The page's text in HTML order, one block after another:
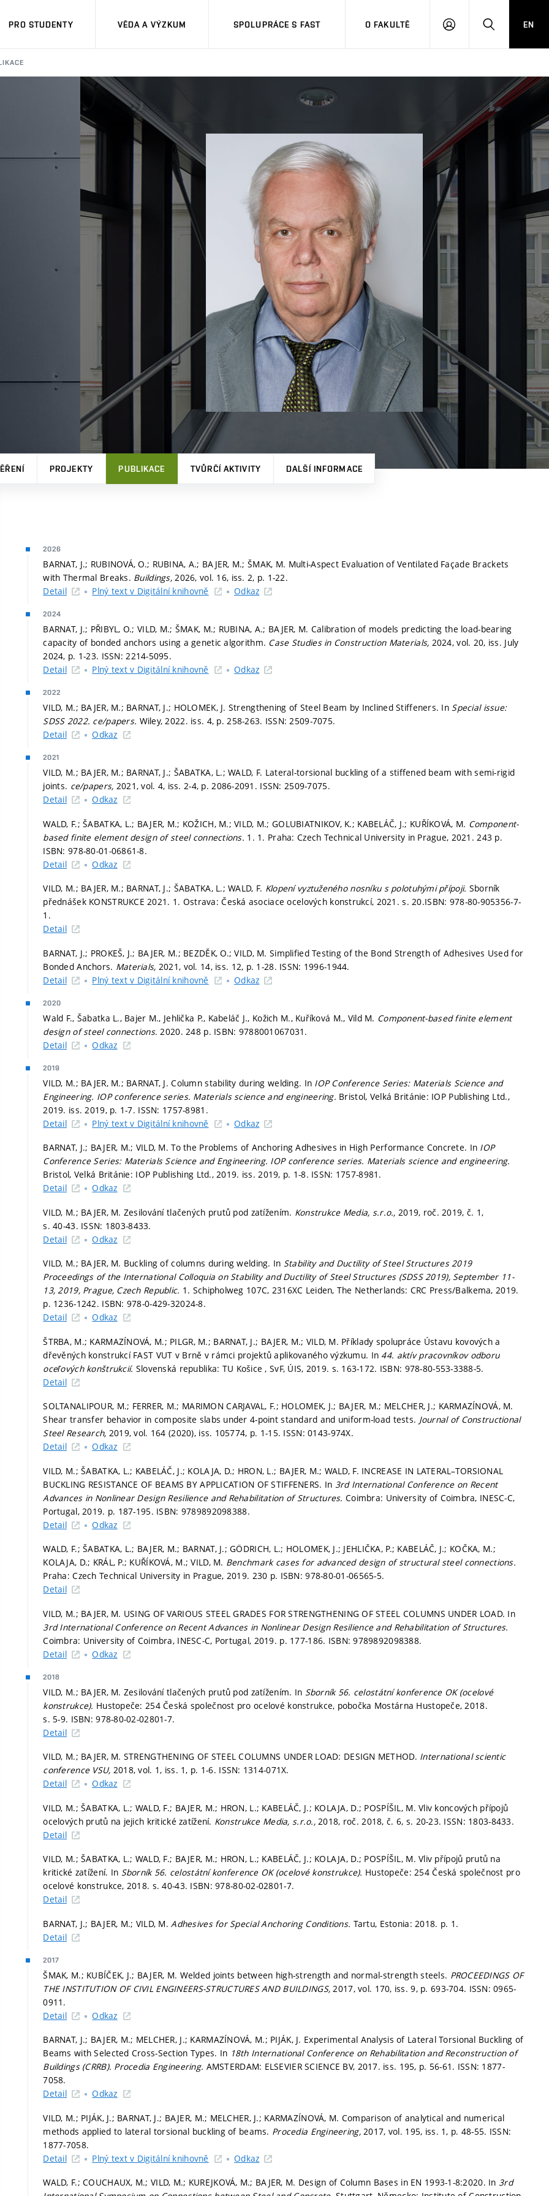
PRO STUDENTY VĚDA A VÝZKUM SPOLUPRÁCE S FAST O FAKULTĚ
PŘIHLÁSITHLEDAT
EN
PROJEKTY PUBLIKACE TVŮRČÍ AKTIVITY DALŠÍ INFORMACE
2026
BARNAT, J.; RUBINOVÁ, O.; RUBINA, A.; BAJER, M.; ŠMAK, M. Multi-Aspect Evaluation of Ventilated Façade Brackets
with Thermal Breaks. Buildings,2026, vol. 16, iss. 2, p. 1-22.
Detail
Plný text v Digitální knihovně Odkaz
2024
BARNAT, J.; PŘIBYL, O.; VILD, M.; ŠMAK, M.; RUBINA, A.; BAJER, M. Calibration of models predicting the load-bearing
capacity of bonded anchors using a genetic algorithm. Case Studies in Construction Materials, 2024, vol. 20, iss. July
2024, p. 1-23. ISSN: 2214-5095.
Detail
Plný text v Digitální knihovně Odkaz
2022
VILD, M.; BAJER, M.; BARNAT, J.; HOLOMEK, J. Strengthening of Steel Beam by Inclined Stiffeners. In Special issue:
SDSS 2022. ce/papers. Wiley, 2022. iss. 4, p. 258-263. ISSN: 2509-7075.
Detail
Odkaz
2021
VILD, M.; BAJER, M.; BARNAT, J.; ŠABATKA, L.; WALD, F. Lateral-torsional buckling of a stiffened beam with semi-rigid
joints. ce/papers, 2021, vol. 4, iss. 2-4, p. 2086-2091. ISSN: 2509-7075.
Detail
Odkaz
WALD, F.; ŠABATKA, L.; BAJER, M.; KOŽICH, M.; VILD, M.; GOLUBIATNIKOV, K.; KABELÁČ, J.; KUŘÍKOVÁ, M. Component-
based finite element design of steel connections. 1. 1. Praha: Czech Technical University in Prague, 2021. 243 p.
ISBN: 978-80-01-06861-8.
Detail
Odkaz
VILD, M.; BAJER, M.; BARNAT, J.; ŠABATKA, L.; WALD, F. Klopení vyztuženého nosníku s polotuhými přípoji. Sborník
přednášek KONSTRUKCE 2021. 1. Ostrava: Česká asociace ocelových konstrukcí, 2021.s. 20.ISBN: 978-80-905356-7-
1.
Detail
BARNAT, J.; PROKEŠ, J.; BAJER, M.; BEZDĚK, O.; VILD, M. Simplified Testing of the Bond Strength of Adhesives Used for
Bonded Anchors. Materials, 2021, vol. 14, iss. 12, p. 1-28. ISSN: 1996-1944.
Detail
Plný text v Digitální knihovně Odkaz
2020
Wald F., Šabatka L., Bajer M., Jehlička P., Kabeláč J., Kožich M., Kuříková M., Vild M. Component-based finite element
design of steel connections. 2020. 248 p. ISBN: 9788001067031.
Detail
Odkaz
2019
VILD, M.; BAJER, M.; BARNAT, J. Column stability during welding. In IOP Conference Series: Materials Science and
Engineering. IOP conference series. Materials science and engineering. Bristol, Velká Británie: IOP Publishing Ltd.,
2019. iss. 2019, p. 1-7. ISSN: 1757-8981.
Detail
Plný text v Digitální knihovně Odkaz
BARNAT, J.; BAJER, M.; VILD, M. To the Problems of Anchoring Adhesives in High Performance Concrete. In IOP
Conference Series: Materials Science and Engineering. IOP conference series. Materials science and engineering.
Bristol, Velká Británie: IOP Publishing Ltd., 2019. iss. 2019, p. 1-8. ISSN: 1757-8981.
Detail
Odkaz
VILD, M.; BAJER, M. Zesilování tlačených prutů pod zatížením. Konstrukce Media, s.r.o., 2019, roč. 2019, č. 1,
s. 40-43. ISSN: 1803-8433.
Detail
Odkaz
VILD, M.; BAJER, M. Buckling of columns during welding. In Stability and Ductility of Steel Structures 2019
Proceedings of the International Colloquia on Stability and Ductility of Steel Structures (SDSS 2019), September 11-
13, 2019, Prague, Czech Republic. 1. Schipholweg 107C, 2316XC Leiden, The Netherlands: CRC Press/Balkema, 2019.
p. 1236-1242. ISBN: 978-0-429-32024-8.
Detail
Odkaz
ŠTRBA, M.; KARMAZÍNOVÁ, M.; PILGR, M.; BARNAT, J.; BAJER, M.; VILD, M. Příklady spolupráce Ústavu kovových a
dřevěných konstrukcí FAST VUT v Brně v rámci projektů aplikovaného výzkumu. In 44. aktív pracovníkov odboru
oceľových konštrukcií. Slovenská republika: TU Košice , SvF, ÚIS, 2019. s. 163-172. ISBN: 978-80-553-3388-5.
Detail
SOLTANALIPOUR, M.; FERRER, M.; MARIMON CARJAVAL, F.; HOLOMEK, J.; BAJER, M.; MELCHER, J.; KARMAZÍNOVÁ, M.
Shear transfer behavior in composite slabs under 4-point standard and uniform-load tests. Journal of Constructional
Steel Research, 2019, vol. 164 (2020), iss. 105774, p. 1-15. ISSN: 0143-974X.
Detail
Odkaz
VILD, M.; ŠABATKA, L.; KABELÁČ, J.; KOLAJA, D.; HRON, L.; BAJER, M.; WALD, F. INCREASE IN LATERAL–TORSIONAL
BUCKLING RESISTANCE OF BEAMS BY APPLICATION OF STIFFENERS. In 3rd International Conference on Recent
Advances in Nonlinear Design Resilience and Rehabilitation of Structures.Coimbra: University of Coimbra, INESC‐C,
Portugal, 2019. p. 187-195. ISBN: 9789892098388.
Detail
Odkaz
WALD, F.; ŠABATKA, L.; BAJER, M.; BARNAT, J.; GÖDRICH, L.; HOLOMEK, J.; JEHLIČKA, P.; KABELÁČ, J.; KOČKA, M.;
KOLAJA, D.; KRÁL, P.; KUŘÍKOVÁ, M.; VILD, M. Benchmark cases for advanced design of structural steel connections.
Praha: Czech Technical University in Prague, 2019. 230 p. ISBN: 978-80-01-06565-5.
Detail
VILD, M.; BAJER, M. USING OF VARIOUS STEEL GRADES FOR STRENGTHENING OF STEEL COLUMNS UNDER LOAD. In
3rd International Conference on Recent Advances in Nonlinear Design Resilience and Rehabilitation of Structures.
Coimbra: University of Coimbra, INESC‐C, Portugal, 2019. p. 177-186. ISBN: 9789892098388.
Detail
Odkaz
2018
VILD, M.; BAJER, M. Zesilování tlačených prutů pod zatížením. In Sborník 56. celostátní konference OK (ocelové
konstrukce). Hustopeče: 254 Česká společnost pro ocelové konstrukce, pobočka Mostárna Hustopeče, 2018.
s. 5-9. ISBN: 978-80-02-02801-7.
Detail
VILD, M.; BAJER, M. STRENGTHENING OF STEEL COLUMNS UNDER LOAD: DESIGN METHOD. International scientic
conference VSU, 2018, vol. 1, iss. 1, p. 1-6. ISSN: 1314-071X.
Detail
Odkaz
VILD, M.; ŠABATKA, L.; WALD, F.; BAJER, M.; HRON, L.; KABELÁČ, J.; KOLAJA, D.; POSPÍŠIL, M. Vliv koncových přípojů
ocelových prutů na jejich kritické zatížení. Konstrukce Media, s.r.o., 2018, roč. 2018, č. 6, s. 20-23. ISSN: 1803-8433.
Detail
VILD, M.; ŠABATKA, L.; WALD, F.; BAJER, M.; HRON, L.; KABELÁČ, J.; KOLAJA, D.; POSPÍŠIL, M. Vliv přípojů prutů na
kritické zatížení. In Sborník 56. celostátní konference OK (ocelové konstrukce). Hustopeče: 254 Česká společnost pro
ocelové konstrukce, 2018. s. 40-43. ISBN: 978-80-02-02801-7.
Detail
BARNAT, J.; BAJER, M.; VILD, M.Adhesives for Special Anchoring Conditions. Tartu, Estonia: 2018. p. 1.
Detail
2017
ŠMAK, M.; KUBÍČEK, J.; BAJER, M. Welded joints between high-strength and normal-strength steels. PROCEEDINGS OF
THE INSTITUTION OF CIVIL ENGINEERS-STRUCTURES AND BUILDINGS, 2017, vol. 170, iss. 9, p. 693-704. ISSN: 0965-
0911.
Detail
Odkaz
BARNAT, J.; BAJER, M.; MELCHER, J.; KARMAZÍNOVÁ, M.; PIJÁK, J. Experimental Analysis of Lateral Torsional Buckling of
Beams with Selected Cross-Section Types. In 18th International Conference on Rehabilitation and Reconstruction of
Buildings (CRRB). Procedia Engineering. AMSTERDAM: ELSEVIER SCIENCE BV, 2017. iss. 195, p. 56-61. ISSN: 1877-
7058.
Detail
Odkaz
VILD, M.; PIJÁK, J.; BARNAT, J.; BAJER, M.; MELCHER, J.; KARMAZÍNOVÁ, M. Comparison of analytical and numerical
methods applied to lateral torsional buckling of beams. Procedia Engineering, 2017, vol. 195, iss. 1, p. 48-55. ISSN:
1877-7058.
Detail
Plný text v Digitální knihovně Odkaz
WALD, F.; COUCHAUX, M.; VILD, M.; KUREJKOVÁ, M.; BAJER, M. Design of Column Bases in EN 1993-1-8:2020. In3rd